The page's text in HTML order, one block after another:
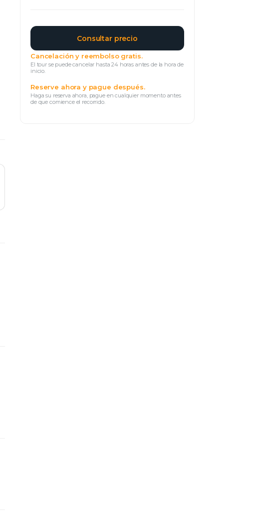
Consultar precio
Cancelación y reembolso gratis.
El tour se puede cancelar hasta 24 horas antes de la hora de
inicio.
Reserve ahora y pague después.
Haga su reserva ahora, pague en cualquier momento antes
de que comience el recorrido.